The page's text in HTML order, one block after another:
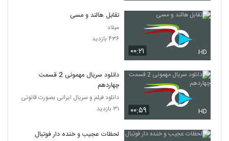
۰۰:۲۱ HD
تقابل هالند و مسی
میلاد
۴۳۶ بازدید
۰۰:۵۹ HD
دانلود سریال مهمونی 2 قسمت
چهاردهم
دانلود فیلم و سریال ایرانی بصورت قانونی
۳۱ بازدید
لحظات عجیب و خنده دار فوتبال